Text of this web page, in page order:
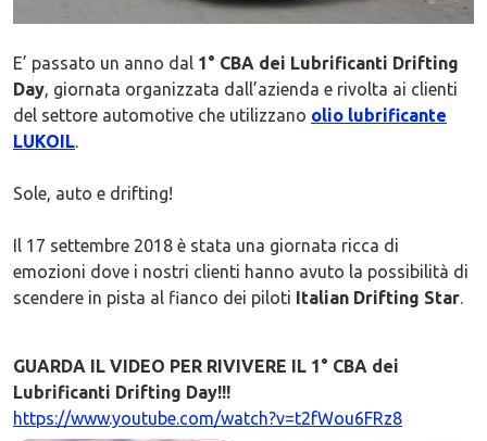
E’ passato un anno dal 1° CBA dei Lubrificanti Drifting
Day, giornata organizzata dall’azienda e rivolta ai clienti
del settore automotive che utilizzano olio lubrificante
LUKOIL.
Sole, auto e drifting!
Il 17 settembre 2018 è stata una giornata ricca di
emozioni dove i nostri clienti hanno avuto la possibilità di
scendere in pista al fianco dei piloti Italian Drifting Star.
GUARDA IL VIDEO PER RIVIVERE IL 1° CBA dei
Lubrificanti Drifting Day!!!
https://www.youtube.com/watch?v=t2fWou6FRz8